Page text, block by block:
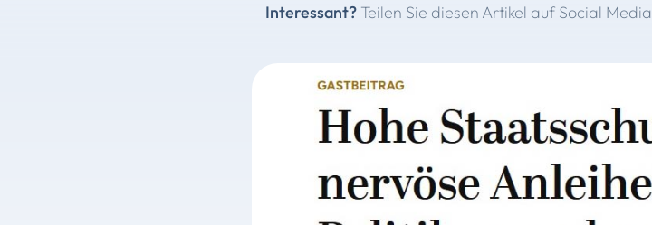
Interessant?Teilen Sie diesen Artikel auf Social Media